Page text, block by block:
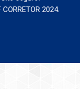
2024.